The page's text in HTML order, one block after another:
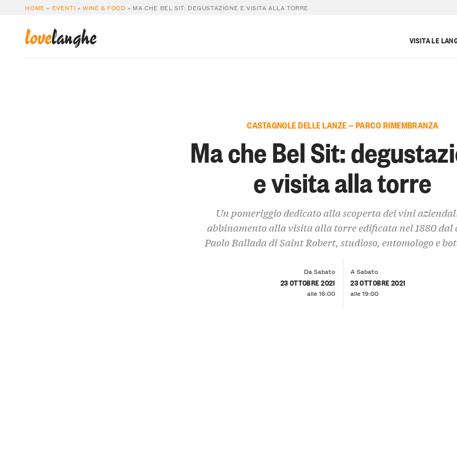
HOME » EVENTI »WINE & FOOD » MA CHE BEL SIT: DEGUSTAZIONE E VISITA ALLA TORRE
lovelanghe VISITA LE
CASTAGNOLE DELLE LANZE — PARCO RIMEMBRANZA
Ma che Bel Sit:
e visita alla torre
Un pomeriggio dedicato alla scoperta dei vini
abbinamento alla visita alla torre edificata nel 1880 dal
Paolo Ballada di Saint Robert, studioso, entomologo e
Da Sabato
23 OTTOBRE 2021
alle 16:00
A Sabato
23 OTTOBRE 2021
alle 19:00